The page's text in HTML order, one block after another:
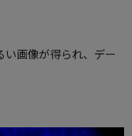
画像が得られ、デー